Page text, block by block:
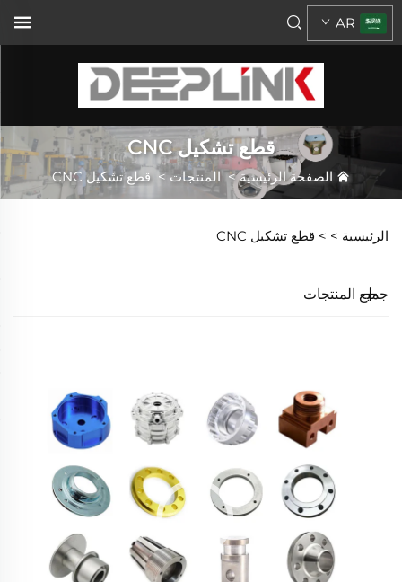
AR
قطع تشكيل CNC
الصفحة الرئيسية>المنتجات>قطع تشكيل CNC
الرئيسية > > قطع تشكيل CNC
جميع المنتجات